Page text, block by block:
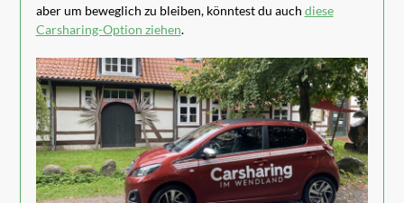
aber um beweglich zu bleiben, könntest du auch diese
Carsharing-Option ziehen.